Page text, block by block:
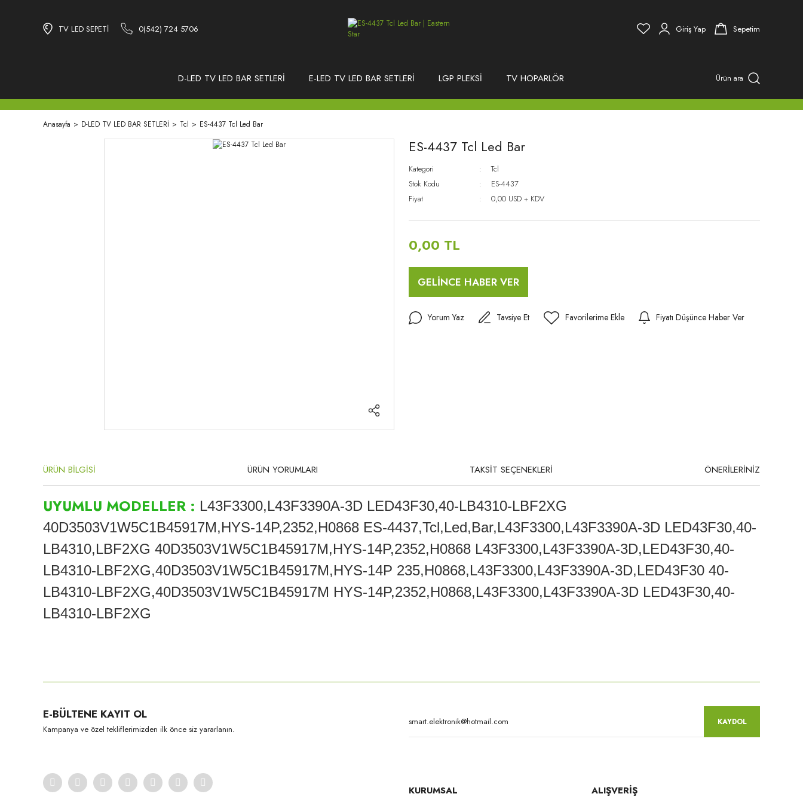
TV LED SEPETİ 0(542) 724 5706 Giriş Yap Sepetim
D-LED TV LED BAR SETLERİ E-LED TV LED BAR SETLERİ LGP PLEKSİ TV HOPARLÖR Ürün ara
Anasayfa D-LED TV LED BAR SETLERİ Tcl ES-4437 Tcl Led Bar
ES-4437 Tcl Led Bar
Kategori
Tcl
Stok Kodu
ES-4437
Fiyat
0,00 USD + KDV
0,00 TL
GELİNCE HABER VER
Yorum Yaz Tavsiye Et Fiyatı Düşünce Haber Ver
ÜRÜN BİLGİSİ ÜRÜN YORUMLARI TAKSİT SEÇENEKLERİ ÖNERİLERİNİZ
UYUMLU MODELLER : L43F3300,L43F3390A-3D LED43F30,40-LB4310-LBF2XG
40D3503V1W5C1B45917M,HYS-14P,2352,H0868 ES-4437,Tcl,Led,Bar,L43F3300,L43F3390A-3D LED43F30,40-
LB4310,LBF2XG 40D3503V1W5C1B45917M,HYS-14P,2352,H0868 L43F3300,L43F3390A-3D,LED43F30,40-
LB4310-LBF2XG,40D3503V1W5C1B45917M,HYS-14P 235,H0868,L43F3300,L43F3390A-3D,LED43F30 40-
LB4310-LBF2XG,40D3503V1W5C1B45917M HYS-14P,2352,H0868,L43F3300,L43F3390A-3D LED43F30,40-
LB4310-LBF2XG
Ürün açıklamasında eksik bilgiler bulunuyor.
Ürün bilgilerinde hatalar bulunuyor.
E-BÜLTENE KAYIT OL
Kampanya ve özel tekliflerimizden ilk önce siz yararlanın.
KAYDOL
KURUMSAL ALIŞVERİŞ